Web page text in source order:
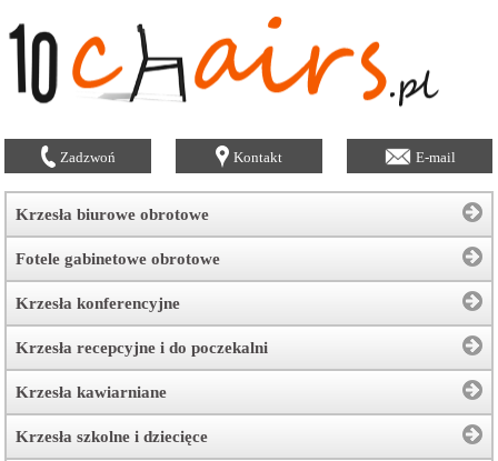
Zadzwoń Kontakt E-mail
Krzesła biurowe obrotowe
Fotele gabinetowe obrotowe
Krzesła konferencyjne
Krzesła recepcyjne i do poczekalni
Krzesła kawiarniane
Krzesła szkolne i dziecięce